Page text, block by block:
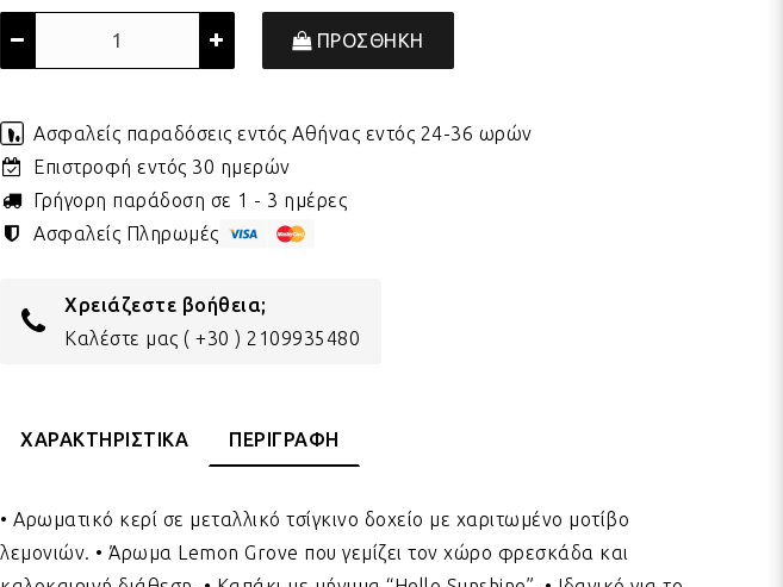
ΠΡΟΣΘΗΚΗ
Ασφαλείς παραδόσεις εντός Αθήνας εντός 24-36 ωρών
Επιστροφή εντός 30 ημερών
Γρήγορη παράδοση σε 1 - 3 ημέρες
Ασφαλείς Πληρωμές
Χρειάζεστε βοήθεια;
Καλέστε μας ( +30 ) 2109935480
ΧΑΡΑΚΤΗΡΙΣΤΙΚΑ ΠΕΡΙΓΡΑΦΗ
• Αρωματικό κερί σε μεταλλικό τσίγκινο δοχείο με χαριτωμένο μοτίβο
λεμονιών. • Άρωμα Lemon Grove που γεμίζει τον χώρο φρεσκάδα και